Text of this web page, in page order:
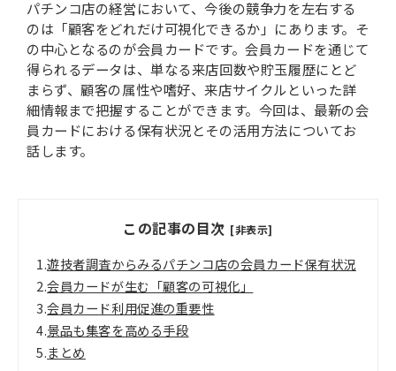
パチンコ店の経営において、今後の競争力を左右する
のは「顧客をどれだけ可視化できるか」にあります。そ
の中心となるのが会員カードです。会員カードを通じて
得られるデータは、単なる来店回数や貯玉履歴にとど
まらず、顧客の属性や嗜好、来店サイクルといった詳
細情報まで把握することができます。今回は、最新の会
員カードにおける保有状況とその活用方法についてお
話します。
この記事の目次 [非表示]
1.遊技者調査からみるパチンコ店の会員カード保有状況
2.会員カードが生む「顧客の可視化」
3.会員カード利用促進の重要性
4.景品も集客を高める手段
5.まとめ